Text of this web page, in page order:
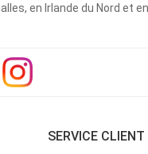
en Irlande du Nord et
SERVICE CLIENT